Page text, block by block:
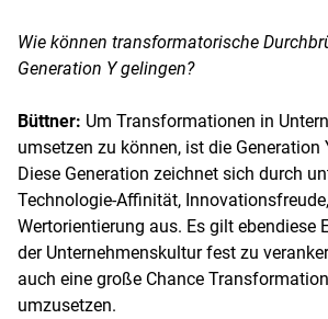
Wie können transformatorische
Generation Y gelingen?
Büttner: Um Transformationen in
umsetzen zu können, ist die Generation
Diese Generation zeichnet sich durch
Technologie-Affinität,
Wertorientierung aus. Es gilt ebendiese
der Unternehmenskultur fest zu
auch eine große Chance
umzusetzen.